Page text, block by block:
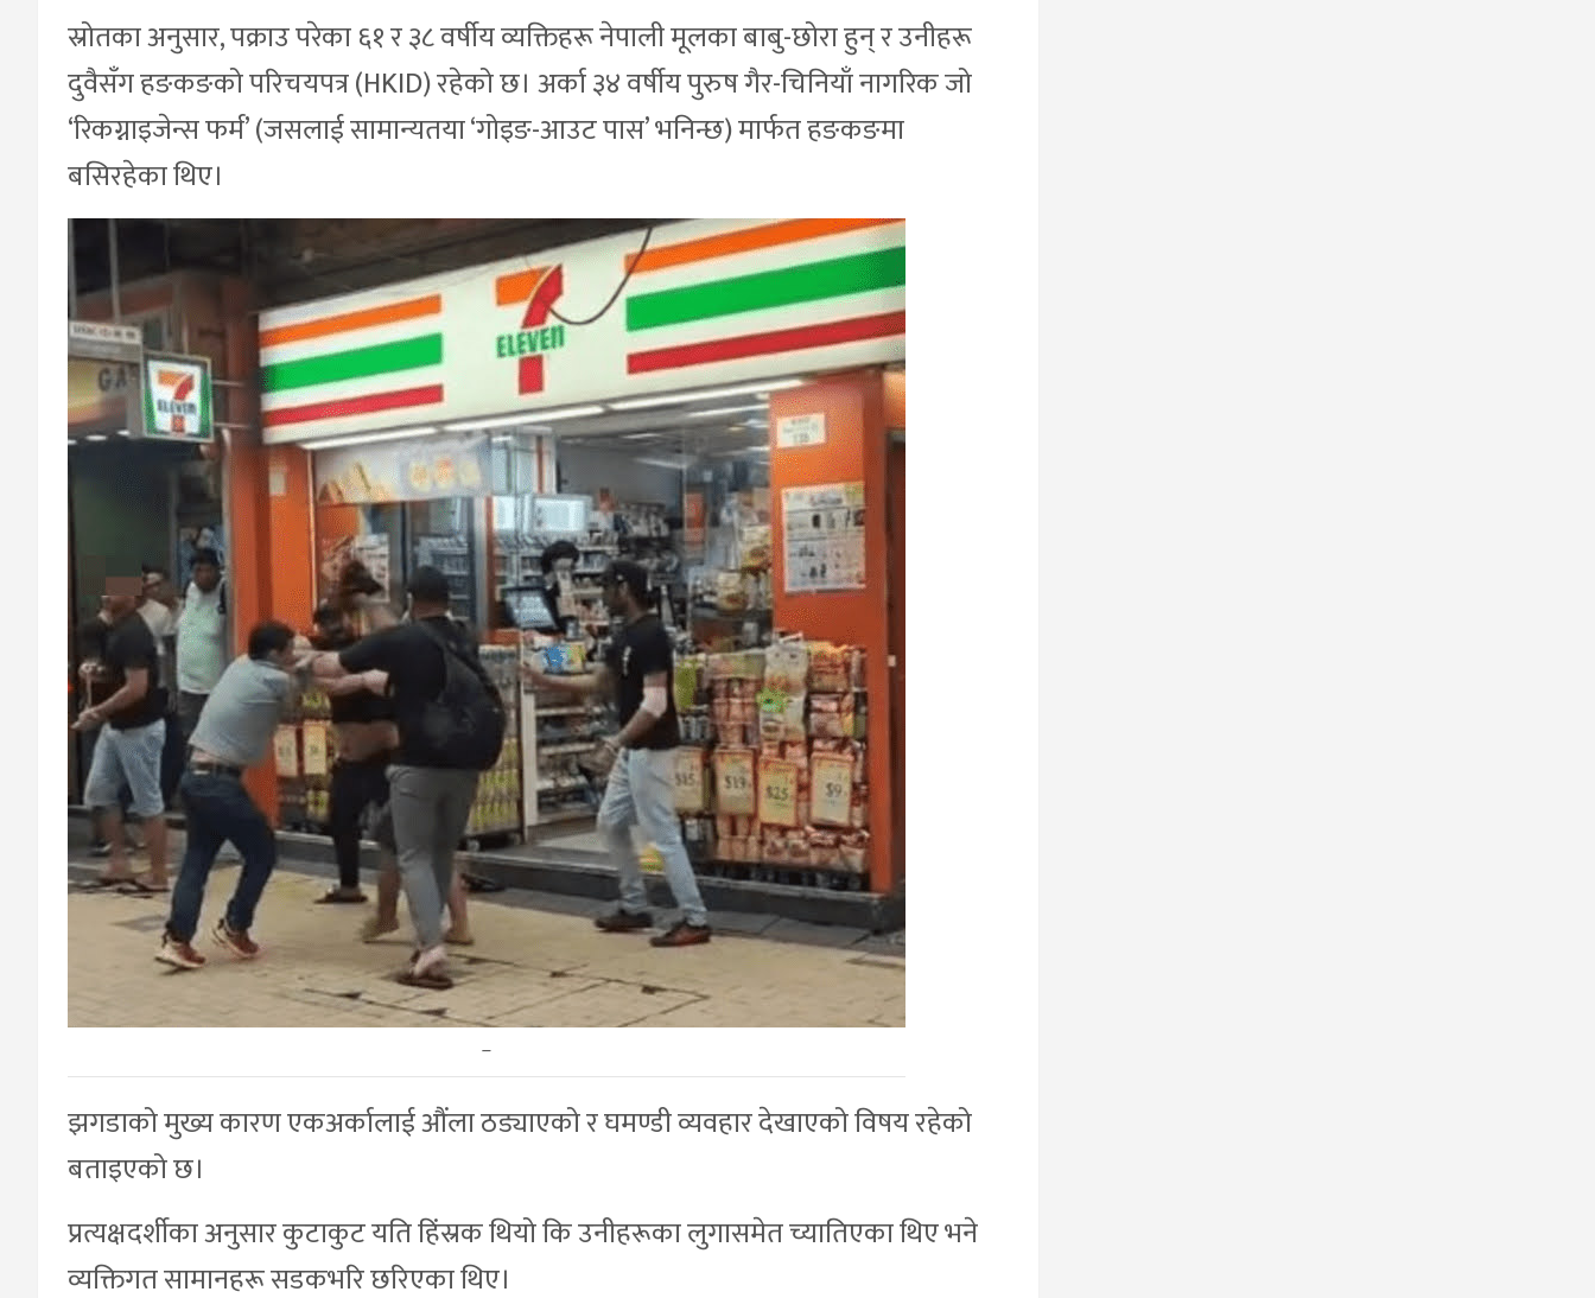
स्रोतका अनुसार, पक्राउ परेका ६१ र ३८ वर्षीय व्यक्तिहरू नेपाली मूलका बाबु-छोरा हुन् र उनीहरू
दुवैसँग हङकङको परिचयपत्र (HKID) रहेको छ। अर्का ३४ वर्षीय पुरुष गैर-चिनियाँ नागरिक जो
‘रिकग्नाइजेन्स फर्म’ (जसलाई सामान्यतया ‘गोइङ-आउट पास’ भनिन्छ) मार्फत हङकङमा
बसिरहेका थिए।
–
झगडाको मुख्य कारण एकअर्कालाई औंला ठड्याएको र घमण्डी व्यवहार देखाएको विषय रहेको
बताइएको छ।
प्रत्यक्षदर्शीका अनुसार कुटाकुट यति हिंस्रक थियो कि उनीहरूका लुगासमेत च्यातिएका थिए भने
व्यक्तिगत सामानहरू सडकभरि छरिएका थिए।